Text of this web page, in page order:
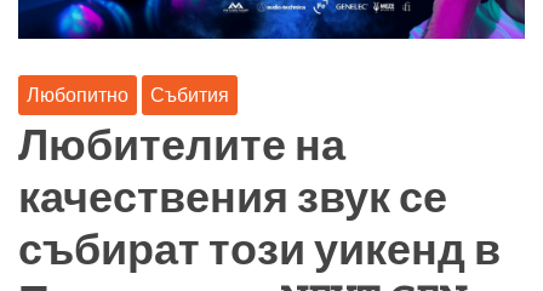
Любопитно Събития
Любителите на
качествения звук се
събират този уикенд в